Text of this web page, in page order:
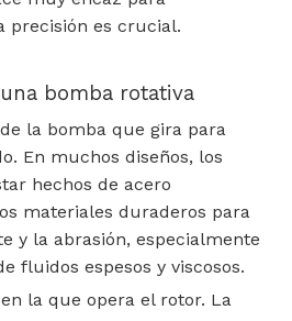
precisión es crucial.
bomba rotativa
la bomba que gira para
En muchos diseños, los
hechos de acero
materiales duraderos para
y la abrasión, especialmente
fluidos espesos y viscosos.
la que opera el rotor. La